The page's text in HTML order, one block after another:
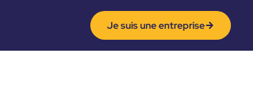
Je suis une entreprise